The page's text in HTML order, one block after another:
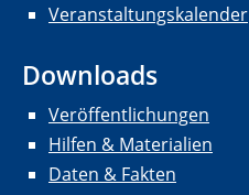
Veranstaltungskalender
Downloads
Veröffentlichungen
Hilfen & Materialien
Daten & Fakten